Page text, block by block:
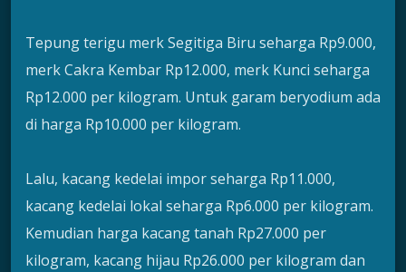
Tepung terigu merk Segitiga Biru seharga Rp9.000,
merk Cakra Kembar Rp12.000, merk Kunci seharga
Rp12.000 per kilogram. Untuk garam beryodium ada
di harga Rp10.000 per kilogram.
Lalu, kacang kedelai impor seharga Rp11.000,
kacang kedelai lokal seharga Rp6.000 per kilogram.
Kemudian harga kacang tanah Rp27.000 per
kilogram, kacang hijau Rp26.000 per kilogram dan